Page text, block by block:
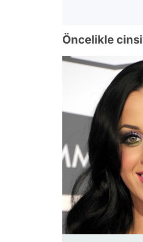
Öncelikle